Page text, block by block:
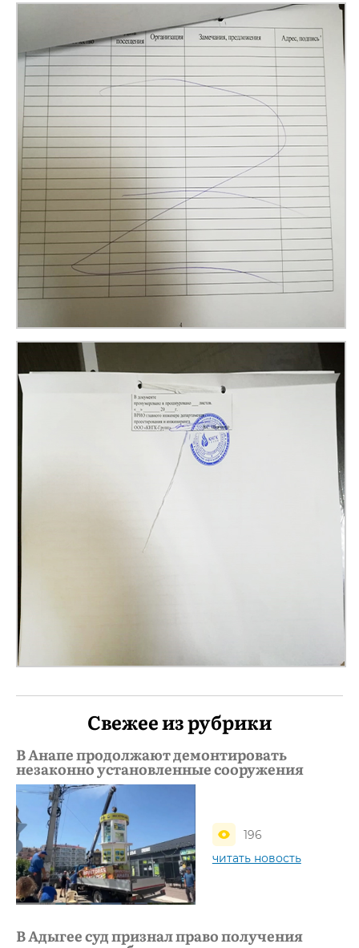
Свежее из рубрики
В Анапе продолжают демонтировать
незаконно установленные сооружения
196
читать новость
В Адыгее суд признал право получения